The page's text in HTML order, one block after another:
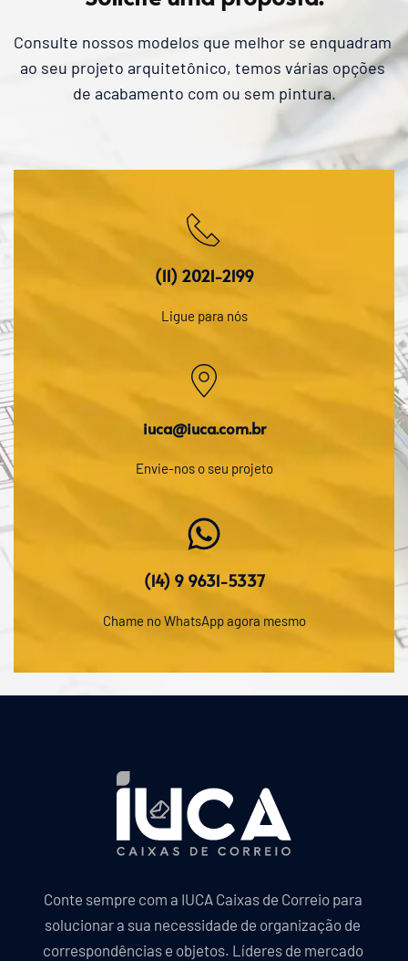
Consulte nossos modelos que melhor se enquadram
ao seu projeto arquitetônico, temos várias opções
de acabamento com ou sem pintura.
(11) 2021-2199
Ligue para nós
iuca@iuca.com.br
Envie-nos o seu projeto
(14) 9 9631-5337
Chame no WhatsApp agora mesmo
Conte sempre com a IUCA Caixas de Correio para
solucionar a sua necessidade de organização de
correspondências e objetos. Líderes de mercado